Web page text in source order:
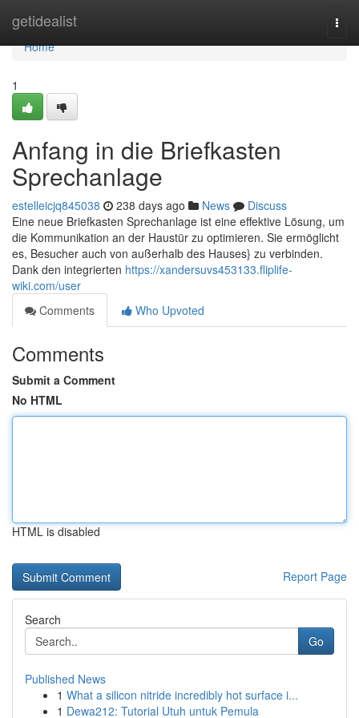
getidealist
Home
Home
1
Anfang in die Briefkasten
Sprechanlage
estelleicjq845038 238 days ago News
Discuss
Eine neue Briefkasten Sprechanlage ist eine effektive Lösung, um
die Kommunikation an der Haustür zu optimieren. Sie ermöglicht
es, Besucher auch von außerhalb des Hauses} zu verbinden.
Dank den integrierten https://xandersuvs453133.fliplife-
wiki.com/user
Comments
Who Upvoted
Comments
Submit a Comment
No HTML
HTML is disabled
Report Page
Search
Go
Published News
1 What a silicon nitride incredibly hot surface i...
1 Dewa212: Tutorial Utuh untuk Pemula